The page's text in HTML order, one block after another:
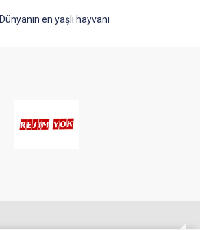
Dünyanın en yaşlı hayvanı